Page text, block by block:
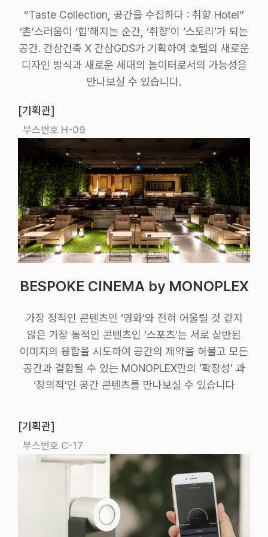
“Taste Collection, 공간을 수집하다 : 취향 Hotel”
‘촌’스러움이 ‘힙’해지는 순간, ‘취향’이 ‘스토리’가 되는
공간. 간삼건축 X 간삼GDS가 기획하여 호텔의 새로운
디자인 방식과 새로운 세대의 놀이터로서의 가능성을
만나보실 수 있습니다.
[기획관]
부스번호 H-09
BESPOKE CINEMA by MONOPLEX
가장 정적인 콘텐츠인 ‘영화’와 전혀 어울릴 것 같지
않은 가장 동적인 콘텐츠인 ‘스포츠’는 서로 상반된
이미지의 융합을 시도하여 공간의 제약을 허물고 모든
공간과 결합될 수 있는 MONOPLEX만의 ‘확장성’ 과
‘창의적’인 공간 콘텐츠를 만나보실 수 있습니다
[기획관]
부스번호 C-17